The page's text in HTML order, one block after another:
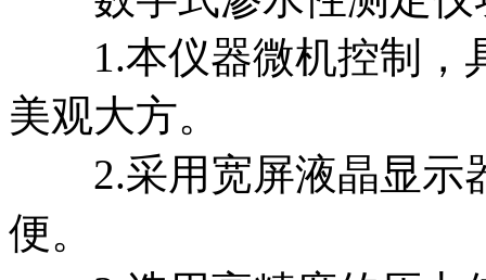
1.本仪器微机控制，
美观大方。
2.采用宽屏液晶显示
便。